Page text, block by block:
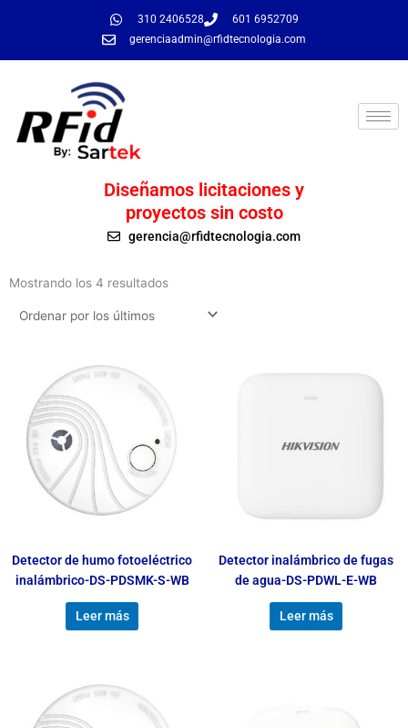
310 2406528
601 6952709
gerenciaadmin@rfidtecnologia.com
Diseñamos licitaciones y
proyectos sin costo
gerencia@rfidtecnologia.com
Mostrando los 4 resultadospor
Detector de humo fotoeléctrico
inalámbrico-DS-PDSMK-S-WB
Leer más
Detector inalámbrico de fugas
de agua-DS-PDWL-E-WB
Leer más